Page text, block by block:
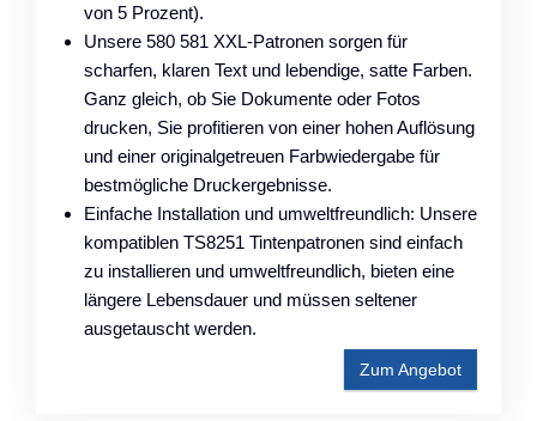
von 5 Prozent).
Unsere 580 581 XXL-Patronen sorgen für
scharfen, klaren Text und lebendige, satte Farben.
Ganz gleich, ob Sie Dokumente oder Fotos
drucken, Sie profitieren von einer hohen Auflösung
und einer originalgetreuen Farbwiedergabe für
bestmögliche Druckergebnisse.
Einfache Installation und umweltfreundlich: Unsere
kompatiblen TS8251 Tintenpatronen sind einfach
zu installieren und umweltfreundlich, bieten eine
längere Lebensdauer und müssen seltener
ausgetauscht werden.
Zum Angebot